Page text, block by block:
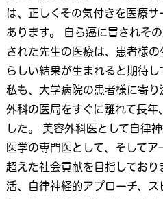
は、正しくその気付きを医療
あります。 自ら癌に冒されそ
された先生の医療は、患者様
らしい結果が生まれると期待し
私も、大学病院の患者様に寄
外科の医局をすぐに離れて長年
した。 美容外科医として自律
医学の専門医として、そして
超えた社会貢献を目指してお
活、自律神経的アプローチ、ス